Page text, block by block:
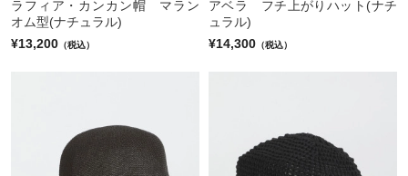
ラフィア・カンカン帽 マラン
オム型(ナチュラル)
¥13,200 （税込）
アベラ フチ上がりハット(ナチ
ュラル)
¥14,300 （税込）